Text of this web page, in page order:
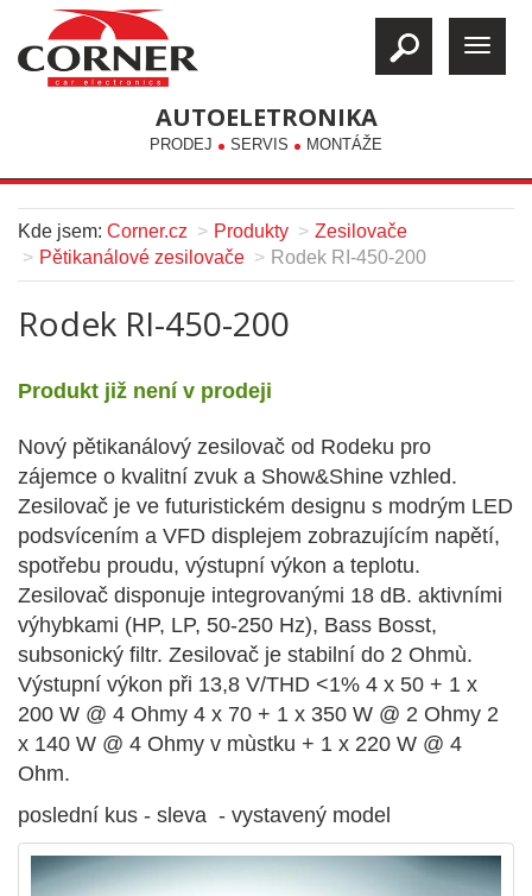
AUTOELETRONIKA
PRODEJ SERVIS MONTÁŽE
Kde jsem: Corner.cz Produkty
Zesilovače
Pětikanálové zesilovače
Rodek RI-450-200
Rodek RI-450-200
Produkt již není v prodeji
Nový pětikanálový zesilovač od Rodeku pro
zájemce o kvalitní zvuk a Show&Shine vzhled.
Zesilovač je ve futuristickém designu s modrým LED
podsvícením a VFD displejem zobrazujícím napětí,
spotřebu proudu, výstupní výkon a teplotu.
Zesilovač disponuje integrovanými 18 dB. aktivními
výhybkami (HP, LP, 50-250 Hz), Bass Bosst,
subsonický filtr. Zesilovač je stabilní do 2 Ohmù.
Výstupní výkon při 13,8 V/THD <1% 4 x 50 + 1 x
200 W @ 4 Ohmy 4 x 70 + 1 x 350 W @ 2 Ohmy 2
x 140 W @ 4 Ohmy v mùstku + 1 x 220 W @ 4
Ohm.
poslední kus - sleva - vystavený model